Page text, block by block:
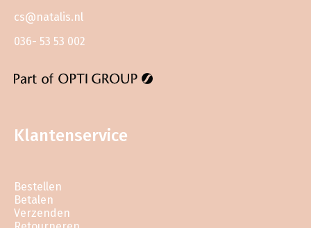
cs@natalis.nl
036- 53 53 002
Klantenservice
Bestellen
Betalen
Verzenden